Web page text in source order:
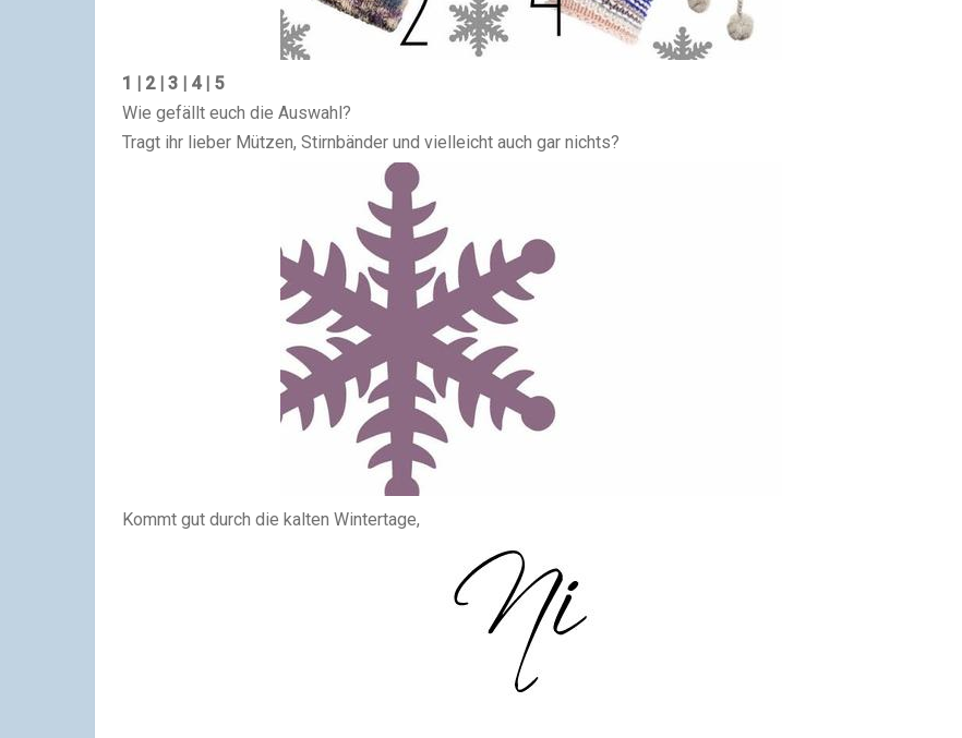
1 | 2| 3 | 4| 5
Wie gefällt euch die Auswahl?
Tragt ihr lieber Mützen, Stirnbänder und vielleicht auch gar nichts?
Kommt gut durch die kalten Wintertage,